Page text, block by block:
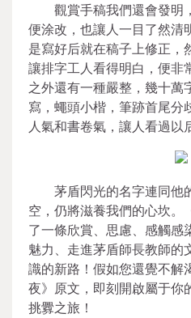
觀賞手稿我們還會發明
便涂改，也讓人一目了然清
是寫好后就在稿子上修正，
讓排字工人看得明白，便非
之外還有一種嚴整，幾十萬
寫，蠅頭小楷，筆跡首尾分
人氣和書卷氣，讓人看過以
茅盾閃光的名字連同他
空，仍將滋養我們的心坎。
了一條欣賞、思慮、感觸感
魅力、走進茅盾師長教師的
識的新路！假如您還覺不解
夜》原文，即刻開啟屬于你
挑釁之旅！